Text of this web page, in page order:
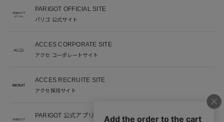
PARIGOT OFFICIAL SITE
パリゴ 公式サイト
ACCES CORPORATE SITE
アクセ コーポレートサイト
ACCES RECRUITE SITE
アクセ採用サイト
PARIGOT 公式アプリ